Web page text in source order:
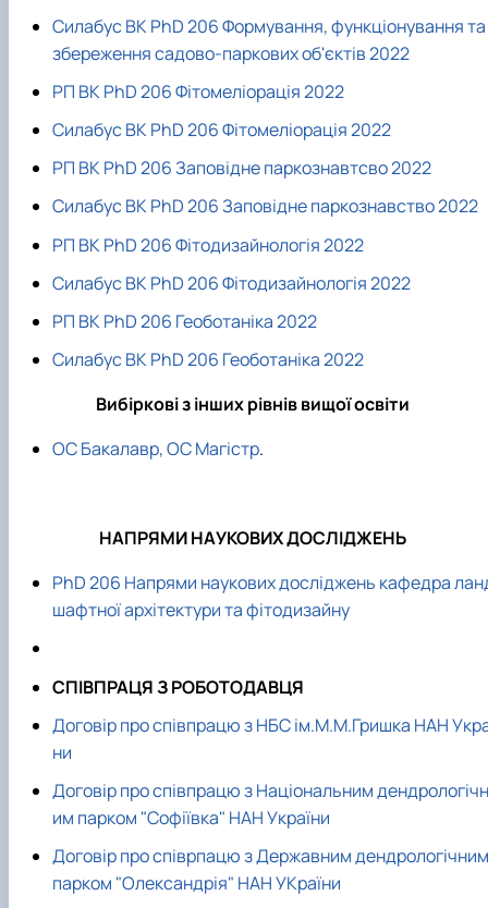
Силабус ВК PhD 206 Формування, функціонування та
збереження садово-паркових об'єктів 2022
РП ВК PhD 206 Фітомеліорація 2022
Силабус ВК PhD 206 Фітомеліорація 2022
РП ВК PhD 206 Заповідне паркознавтсво 2022
Силабус ВК PhD 206 Заповідне паркознавство 2022
РП ВК PhD 206 Фітодизайнологія 2022
Силабус ВК PhD 206 Фітодизайнологія 2022
РП ВК PhD 206 Геоботаніка 2022
Силабус ВК PhD 206 Геоботаніка 2022
Вибіркові з інших рівнів вищої освіти
ОС Бакалавр, ОС Магістр.
НАПРЯМИ НАУКОВИХ ДОСЛІДЖЕНЬ
PhD 206 Напрями наукових досліджень кафедра
шафтної архітектури та фітодизайну
СПІВПРАЦЯ З РОБОТОДАВЦЯ
Договір про співпрацю з НБС ім.М.М.Гришка НАН
ни
Договір про співпрацю з Національним дендрологічн
им парком "Софіївка" НАН України
Договір про співрпацю з Державним дендрологічним
парком "Олександрія" НАН УКраїни